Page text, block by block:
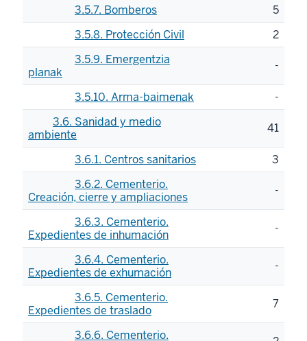
3.5.7. Bomberos
5
3.5.8. Protección Civil
2
3.5.9. Emergentzia
planak
-
3.5.10. Arma-baimenak
-
3.6. Sanidad y medio
ambiente
41
3.6.1. Centros sanitarios
3
3.6.2. Cementerio.
Creación, cierre y ampliaciones
-
3.6.3. Cementerio.
Expedientes de inhumación
-
3.6.4. Cementerio.
Expedientes de exhumación
-
3.6.5. Cementerio.
Expedientes de traslado
7
3.6.6. Cementerio.